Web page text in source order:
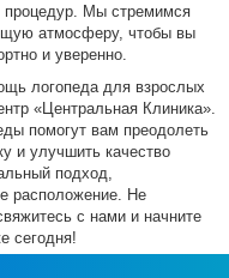
процедур. Мы стремимся
атмосферу, чтобы вы
и уверенно.
логопеда для взрослых
«Центральная Клиника».
помогут вам преодолеть
и улучшить качество
подход,
расположение. Не
с нами и начните
сегодня!